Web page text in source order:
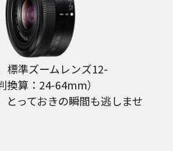
標準ズームレンズ12-
算：24-64mm）
とっておきの瞬間も逃しませ